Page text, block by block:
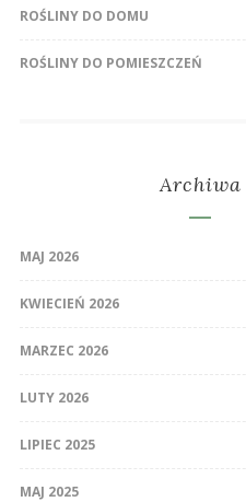
ROŚLINY DO DOMU
ROŚLINY DO POMIESZCZEŃ
Archiwa
MAJ 2026
KWIECIEŃ 2026
MARZEC 2026
LUTY 2026
LIPIEC 2025
MAJ 2025